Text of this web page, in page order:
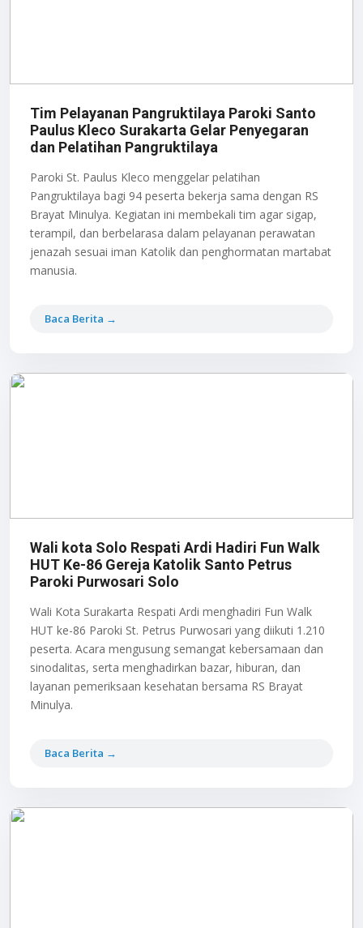
Tim Pelayanan Pangruktilaya Paroki Santo
Paulus Kleco Surakarta Gelar Penyegaran
dan Pelatihan Pangruktilaya
Paroki St. Paulus Kleco menggelar pelatihan
Pangruktilaya bagi 94 peserta bekerja sama dengan RS
Brayat Minulya. Kegiatan ini membekali tim agar sigap,
terampil, dan berbelarasa dalam pelayanan perawatan
jenazah sesuai iman Katolik dan penghormatan martabat
manusia.
Baca Berita →
Wali kota Solo Respati Ardi Hadiri Fun Walk
HUT Ke-86 Gereja Katolik Santo Petrus
Paroki Purwosari Solo
Wali Kota Surakarta Respati Ardi menghadiri Fun Walk
HUT ke-86 Paroki St. Petrus Purwosari yang diikuti 1.210
peserta. Acara mengusung semangat kebersamaan dan
sinodalitas, serta menghadirkan bazar, hiburan, dan
layanan pemeriksaan kesehatan bersama RS Brayat
Minulya.
Baca Berita →